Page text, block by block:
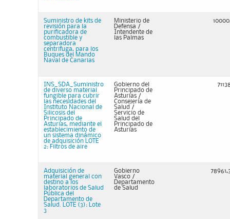
Suministro de kits de
revisión para la
purificadora de
combustible y
separadora
centrifuga, para los
Buques del Mando
Naval de Canarias
Ministerio de
Defensa /
Intendente de
las Palmas
INS_SDA_Suministro
de diverso material
fungible para cubrir
las necesidades del
Instituto Nacional de
Silicosis del
Principado de
Asturias, mediante el
establecimiento de
un sistema dinámico
de adquisición LOTE
2: Filtros de aire
Gobierno del
Principado de
Asturias /
Consejería de
Salud /
Servicio de
Salud del
Principado de
Asturias
Adquisición de
material general con
destino a los
laboratorios de Salud
Pública del
Departamento de
Salud. LOTE (3): Lote
3
Gobierno
Vasco /
Departamento
de Salud